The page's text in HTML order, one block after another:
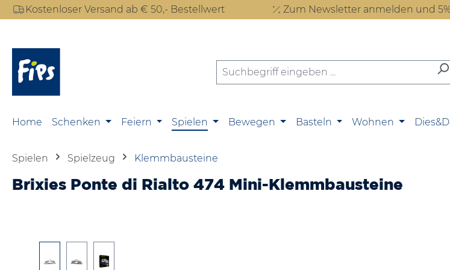
Hauptinhalt springen
Zur Suche springen
Zur Hauptnavigation springen
Kostenloser Versand ab € 50,- Bestellwert Zum Newsletter anmelden und
Home Schenken Feiern Spielen Bewegen Basteln Wohnen
Spielen Spielzeug Klemmbausteine
Brixies Ponte di Rialto 474 Mini-Klemmbausteine